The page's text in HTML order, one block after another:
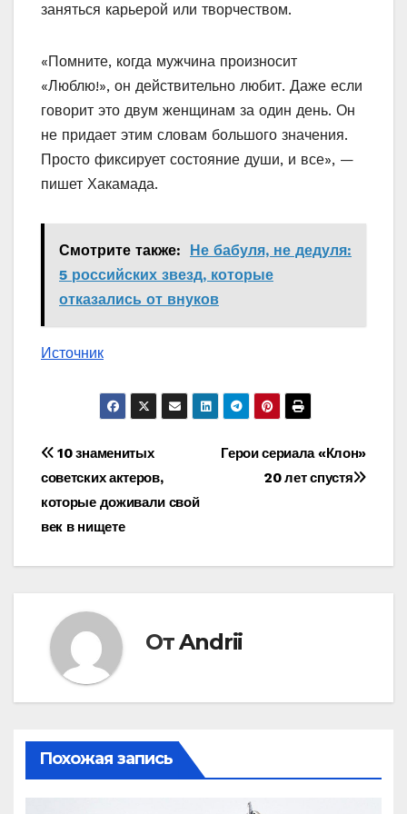
заняться карьерой или творчеством.
«Помните, когда мужчина произносит
«Люблю!», он действительно любит. Даже если
говорит это двум женщинам за один день. Он
не придает этим словам большого значения.
Просто фиксирует состояние души, и все», —
пишет Хакамада.
Смотрите также:
Не бабуля, не дедуля:
5 российских звезд, которые
отказались от внуков
Источник
Навигация
по
записям
Герои сериала «Клон»
20 лет спустя
10 знаменитых
советских актеров,
которые доживали свой
век в нищете
ОтAndrii
Похожая запись